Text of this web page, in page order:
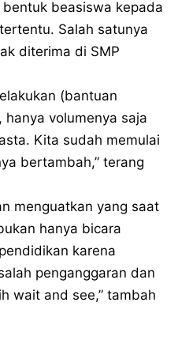
beasiswa kepada
Salah satunya
diterima di SMP
(bantuan
volumenya saja
Kita sudah memulai
bertambah,” terang
menguatkan yang saat
hanya bicara
karena
penganggaran dan
wait and see,” tambah